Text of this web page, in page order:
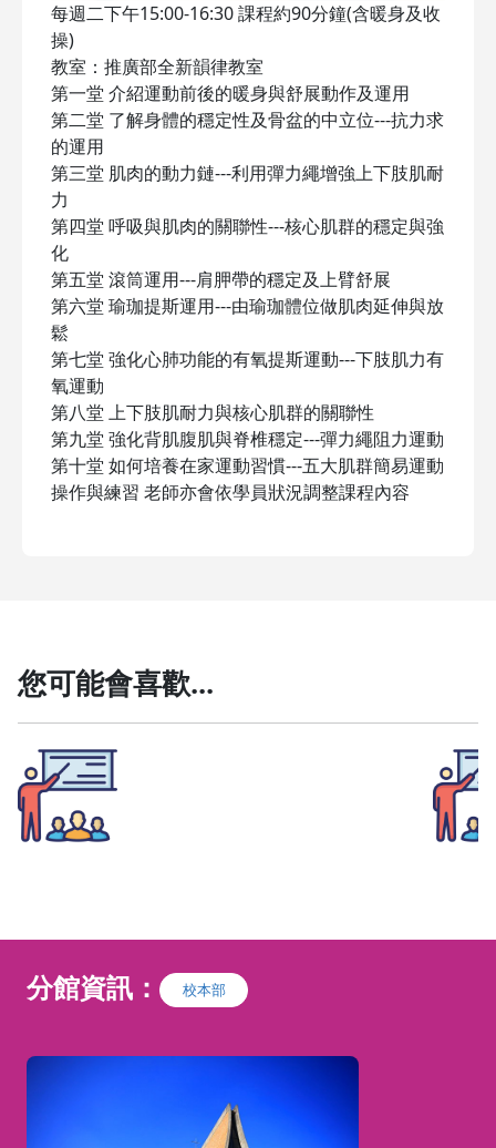
每週二下午15:00-16:30 課程約90分鐘(含暖身及收
操)
教室：推廣部全新韻律教室
第一堂 介紹運動前後的暖身與舒展動作及運用
第二堂 了解身體的穩定性及骨盆的中立位---抗力求
的運用
第三堂 肌肉的動力鏈---利用彈力繩增強上下肢肌耐
力
第四堂 呼吸與肌肉的關聯性---核心肌群的穩定與強
化
第五堂 滾筒運用---肩胛帶的穩定及上臂舒展
第六堂 瑜珈提斯運用---由瑜珈體位做肌肉延伸與放
鬆
第七堂 強化心肺功能的有氧提斯運動---下肢肌力有
氧運動
第八堂 上下肢肌耐力與核心肌群的關聯性
第九堂 強化背肌腹肌與脊椎穩定---彈力繩阻力運動
第十堂 如何培養在家運動習慣---五大肌群簡易運動
操作與練習 老師亦會依學員狀況調整課程內容
您可能會喜歡...
6歲以上即可安排一對一教練課程
上課時間以預約時間為準
20分鐘體驗馬兒漫步、快步、馬匹知識解說
40分鐘一對一課程為以上內容的
上課穿長褲、運動鞋到場即可，現
報名請用上課者的資料註冊會員
分館資訊： 校本部